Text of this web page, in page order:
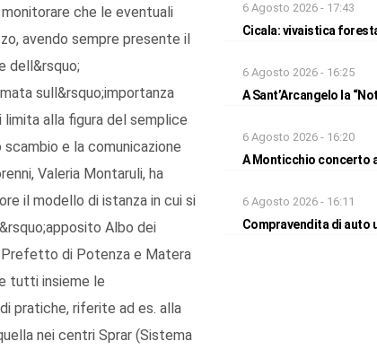
che le eventuali
avendo sempre presente il
dell&rsquo;
sull&rsquo;importanza
alla figura del semplice
e la comunicazione
Valeria Montaruli, ha
il modello di istanza in cui si
Albo dei
Prefetto di Potenza e Matera
tutti insieme le
pratiche, riferite ad es. alla
nei centri Sprar (Sistema
6 Agosto 2026 - 17:43
Cicala: vivaistica
6 Agosto 2026 - 16:25
A Sant’Arcangelo la
6 Agosto 2026 - 16:20
A Monticchio concerto
6 Agosto 2026 - 16:11
Compravendita di auto